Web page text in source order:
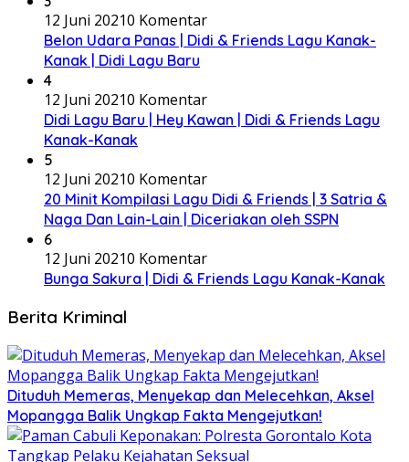
12 Juni 20210 Komentar
Belon Udara Panas | Didi & Friends Lagu Kanak-
Kanak | Didi Lagu Baru
4
12 Juni 20210 Komentar
Didi Lagu Baru | Hey Kawan | Didi & Friends Lagu
Kanak-Kanak
5
12 Juni 20210 Komentar
20 Minit Kompilasi Lagu Didi & Friends | 3 Satria &
Naga Dan Lain-Lain | Diceriakan oleh SSPN
6
12 Juni 20210 Komentar
Bunga Sakura | Didi & Friends Lagu Kanak-Kanak
Berita Kriminal
Dituduh Memeras, Menyekap dan Melecehkan, Aksel
Mopangga Balik Ungkap Fakta Mengejutkan!